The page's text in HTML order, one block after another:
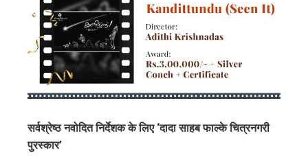
सर्वश्रेष्ठ नवोदित निर्देशक के लिए ‘दादा साहब फाल्के चित्रनगरी
पुरस्कार’